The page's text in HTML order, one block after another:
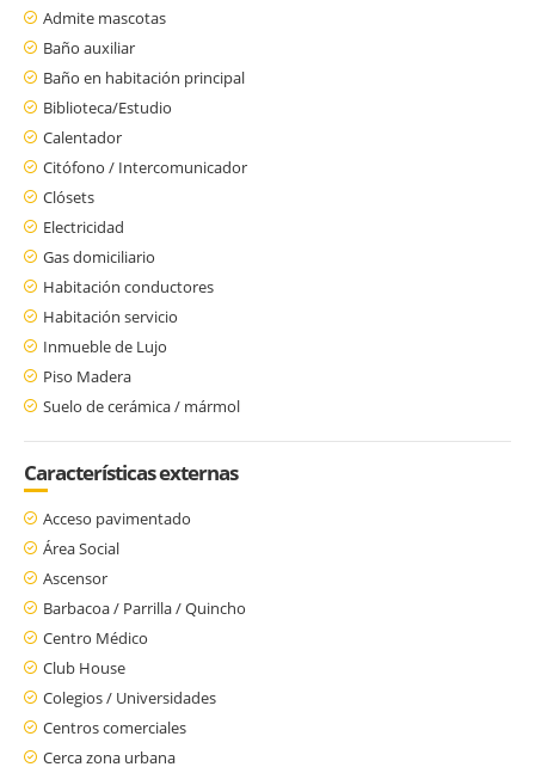
Admite mascotas
Baño auxiliar
Baño en habitación principal
Biblioteca/Estudio
Calentador
Citófono / Intercomunicador
Clósets
Electricidad
Gas domiciliario
Habitación conductores
Habitación servicio
Inmueble de Lujo
Piso Madera
Suelo de cerámica / mármol
Características externas
Acceso pavimentado
Área Social
Ascensor
Barbacoa / Parrilla / Quincho
Centro Médico
Club House
Colegios / Universidades
Centros comerciales
Cerca zona urbana